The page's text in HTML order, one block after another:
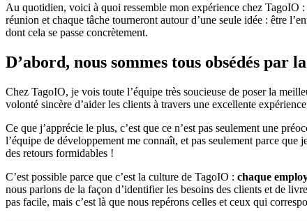
Au quotidien, voici à quoi ressemble mon expérience chez TagoIO
réunion et chaque tâche tourneront autour d’une seule idée : être
dont cela se passe concrètement.
D’abord, nous sommes tous obsédés par
Chez TagoIO, je vois toute l’équipe très soucieuse de poser la
volonté sincère d’aider les clients à travers une excellente
Ce que j’apprécie le plus, c’est que ce n’est pas seulement une
l’équipe de développement me connaît, et pas seulement parce
des retours formidables !
C’est possible parce que c’est la culture de TagoIO : chaque
nous parlons de la façon d’identifier les besoins des clients et de
pas facile, mais c’est là que nous repérons celles et ceux qui